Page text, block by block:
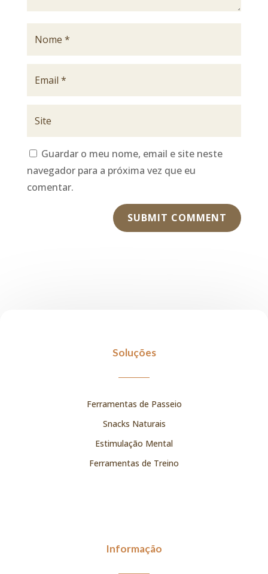
Guardar o meu nome, email e site neste
navegador para a próxima vez que eu
comentar.
SUBMIT COMMENT
Soluções
Ferramentas de Passeio
Snacks Naturais
Estimulação Mental
Ferramentas de Treino
Informação